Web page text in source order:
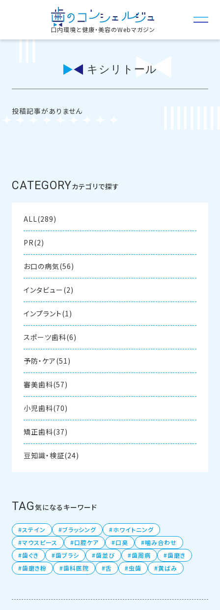
口内環境と健康・美容のWebマガジン
キシリトール
投稿記事がありません
CATEGORYカテゴリで探す
ALL(289)
PR(2)
お口の病気(56)
インタビュー(2)
インプラント(1)
スポーツ歯科(6)
予防・ケア(51)
審美歯科(57)
小児歯科(70)
矯正歯科(37)
豆知識・検証(24)
TAG気になるキーワード
ステイン ブラッシング
ホワイトニング
マウスピース
口腔ケア 口臭
噛み合わせ
歯ぐき
歯ブラシ 歯並び 歯周病
歯磨き
歯磨き粉
歯科医院 舌 虫歯 黄ばみ